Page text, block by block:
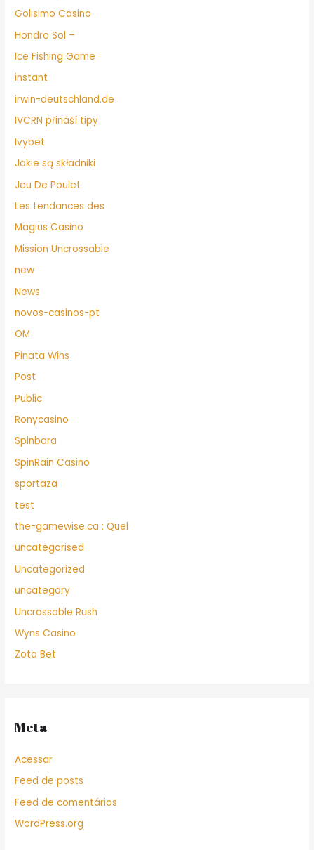
Golisimo Casino
Hondro Sol –
Ice Fishing Game
instant
irwin-deutschland.de
IVCRN přináší tipy
Ivybet
Jakie są składniki
Jeu De Poulet
Les tendances des
Magius Casino
Mission Uncrossable
new
News
novos-casinos-pt
OM
Pinata Wins
Post
Public
Ronycasino
Spinbara
SpinRain Casino
sportaza
test
the-gamewise.ca : Quel
uncategorised
Uncategorized
uncategory
Uncrossable Rush
Wyns Casino
Zota Bet
Meta
Acessar
Feed de posts
Feed de comentários
WordPress.org